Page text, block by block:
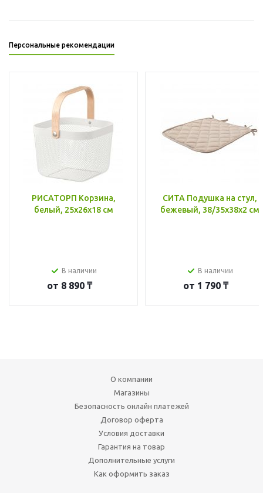
Персональные рекомендации
РИСАТОРП Корзина,
белый, 25x26x18 см
В наличии
от 8 890 ₸
СИТА Подушка на стул,
бежевый, 38/35x38x2 см
В наличии
от 1 790 ₸
О компании
Магазины
Безопасность онлайн платежей
Договор оферта
Условия доставки
Гарантия на товар
Дополнительные услуги
Как оформить заказ